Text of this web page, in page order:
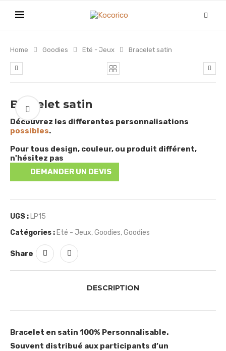
Home Goodies Eté - Jeux Bracelet satin
Bracelet satin
Découvrez les differentes personnalisations
possibles.
Pour tous design, couleur, ou produit différent,
n'hésitez pas
DEMANDER UN DEVIS
UGS : LP15
Catégories : Eté - Jeux,Goodies,Goodies
Share
DESCRIPTION
Bracelet en satin 100% Personnalisable.
Souvent distribué aux participants d’un